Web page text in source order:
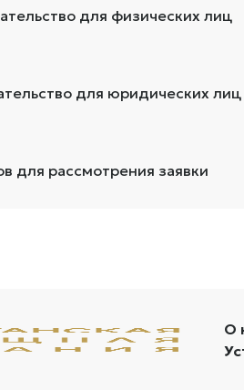
для физических лиц
для юридических лиц
для рассмотрения заявки
О